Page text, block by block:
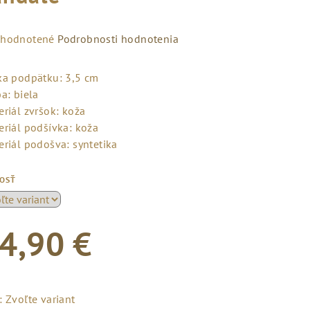
Podrobnosti hodnotenia
podpätku: 3,5 cm
biela
zvršok: koža
podšívka: koža
podošva: syntetika
€
Zvoľte variant